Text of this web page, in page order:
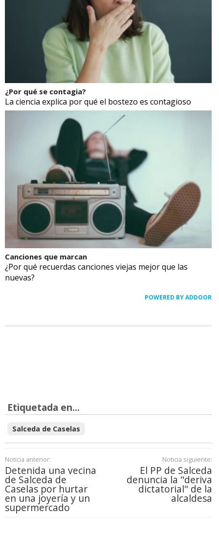
¿Por qué se contagia?
La ciencia explica por qué el bostezo es contagioso
Canciones que marcan
¿Por qué recuerdas canciones viejas mejor que las
nuevas?
POWERED BY ADDOOR
Etiquetada en...
Salceda de Caselas
Noticia anterior:
Detenida una vecina
de Salceda de
Caselas por hurtar
en una joyería y un
supermercado
Noticia siguiente:
El PP de Salceda
denuncia la "deriva
dictatorial" de la
alcaldesa